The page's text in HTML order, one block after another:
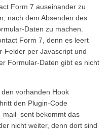
Form 7 auseinander zu
nach dem Absenden des
Daten zu machen.
Form 7, denn es leert
Felder per Javascript und
Formular-Daten gibt es nicht
vorhanden Hook
den Plugin-Code
bekommt das
nicht weiter, denn dort sind